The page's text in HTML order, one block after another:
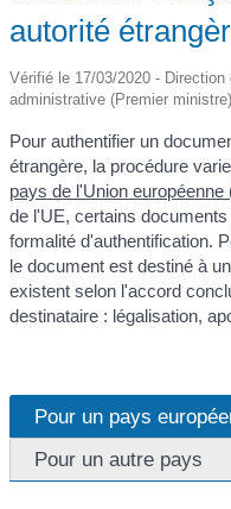
autorité
Vérifié le 17/03/2020 -
administrative (Premier ministre)
Pour authentifier un
étrangère, la procédure
pays de l'Union européenne
de l'UE, certains
formalité d'authentification.
le document est destiné à
existent selon l'accord
destinataire : légalisation,
Pour un pays
Pour un autre pays